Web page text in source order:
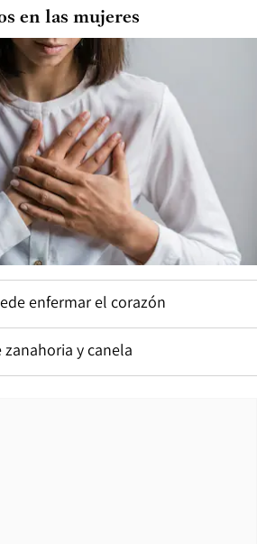
en las mujeres
enfermar el corazón
y canela